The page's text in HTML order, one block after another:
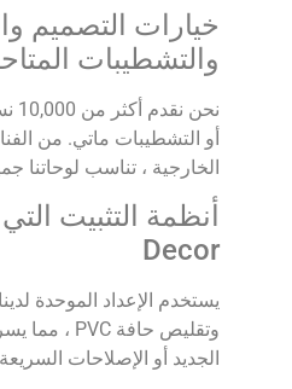
خيارات التصميم
والتشطيبات
أو التشطيبات ماتي. من
الخارجية ، تناسب لوحاتنا
Decor
يستخدم الإعداد الموحدة
الجديد أو الإصلاحات